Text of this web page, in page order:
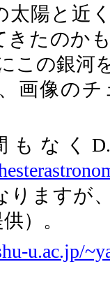
太陽と近
きたのか
この銀河
画像の
なくD.
りますが
）。
u.ac.jp/